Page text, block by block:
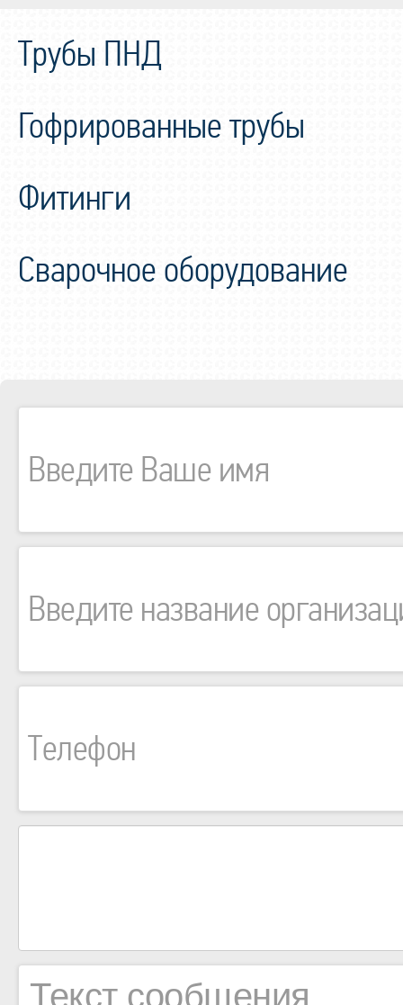
Трубы ПНД
Гофрированные трубы
Фитинги
Сварочное оборудование